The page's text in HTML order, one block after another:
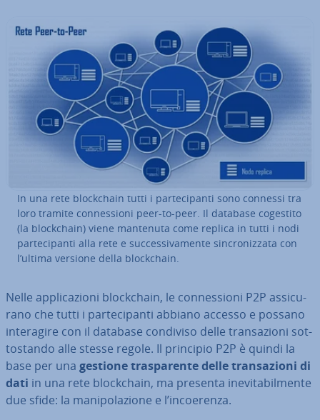
In una rete bloc­k­chain tutti i par­te­ci­pan­ti sono connessi tra
loro tramite con­nes­sio­ni peer-to-peer. Il database cogestito
(la bloc­k­chain) viene mantenuta come replica in tutti i nodi
par­te­ci­pan­ti alla rete e suc­ces­si­va­men­te sin­cro­niz­za­ta con
l’ultima versione della bloc­k­chain.
Nelle ap­pli­ca­zio­ni bloc­k­chain, le con­nes­sio­ni P2P as­si­cu­
ra­no che tutti i par­te­ci­pan­ti abbiano accesso e possano
in­te­ra­gi­re con il database condiviso delle tran­sa­zio­ni sot­
to­stan­do alle stesse regole. Il principio P2P è quindi la
base per una gestione tra­spa­ren­te delle tran­sa­zio­ni di
dati in una rete bloc­k­chain, ma presenta ine­vi­ta­bil­men­te
due sfide: la ma­ni­po­la­zio­ne e l’in­coe­ren­za.